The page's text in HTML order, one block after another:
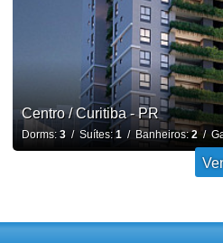
Centro / Curitiba - PR
Dorms: 3/ Suítes: 1/ Banheiros:2/